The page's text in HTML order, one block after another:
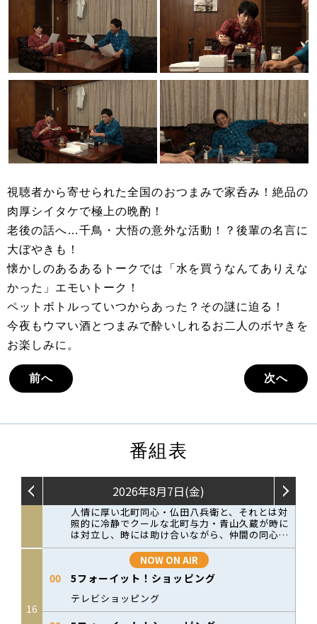
視聴者から寄せられた全国のおつまみで家呑み！絶品の
肉厚シイタケで極上の晩酌！
老後の話へ…千鳥・大悟の意外な活動！？後輩の名言に
大ぼやきも！
懐かしのあるあるトークでは「水を買うなんてありえな
かった」エモいトーク！
ペットボトルっていつからあった？その謎に迫る！
今夜もウマい酒とつまみで酔いしれるお二人のボヤきを
お楽しみに。
前へ 次へ
番組表